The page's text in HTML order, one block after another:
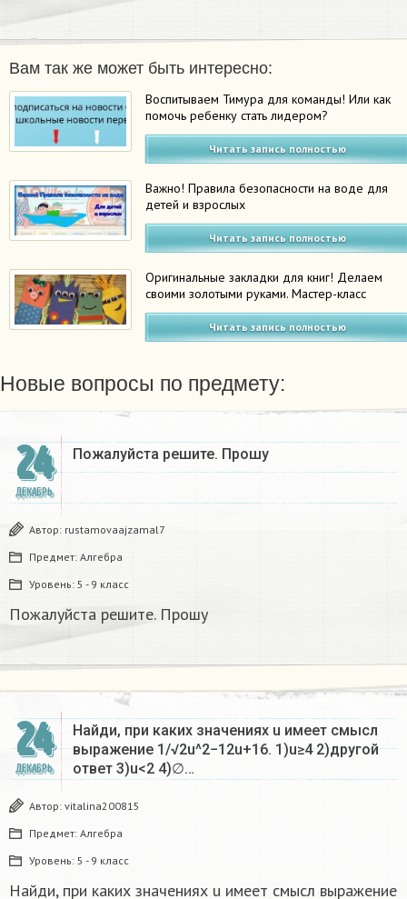
Вам так же может быть интересно:
Воспитываем Тимура для команды! Или как
помочь ребенку стать лидером?
Читать запись полностью
Важно! Правила безопасности на воде для
детей и взрослых
Читать запись полностью
Оригинальные закладки для книг! Делаем
своими золотыми руками. Мастер-класс
Читать запись полностью
Новые вопросы по предмету:
24
ДЕКАБРЬ
Пожалуйста решите. Прошу
Автор: rustamovaajzamal7
Предмет: Алгебра
Уровень: 5 - 9 класс
Пожалуйста решите. Прошу
24
ДЕКАБРЬ
Найди, при каких значениях u имеет смысл
выражение 1/√2u^2−12u+16. 1)u≥4 2)другой
ответ 3)u<2 4)∅…
Автор: vitalina200815
Предмет: Алгебра
Уровень: 5 - 9 класс
Найди, при каких значениях u имеет смысл выражение